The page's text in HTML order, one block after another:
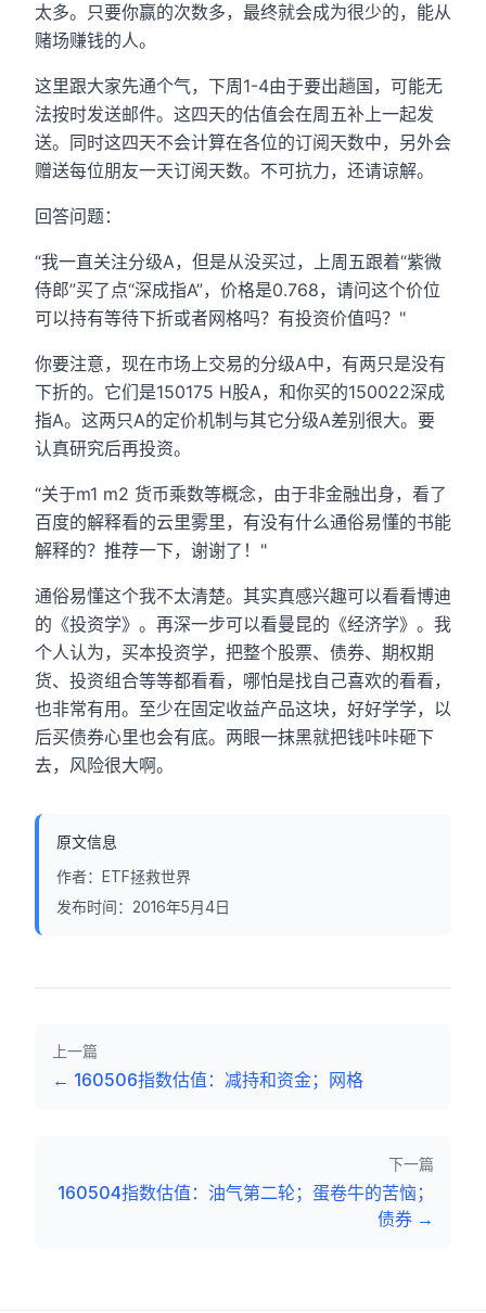
太多。只要你赢的次数多，最终就会成为很少的，能从
赌场赚钱的人。
这里跟大家先通个气，下周1-4由于要出趟国，可能无
法按时发送邮件。这四天的估值会在周五补上一起发
送。同时这四天不会计算在各位的订阅天数中，另外会
赠送每位朋友一天订阅天数。不可抗力，还请谅解。
回答问题：
“我一直关注分级A，但是从没买过，上周五跟着“紫微
侍郎”买了点“深成指A”，价格是0.768，请问这个价位
可以持有等待下折或者网格吗？有投资价值吗？"
你要注意，现在市场上交易的分级A中，有两只是没有
下折的。它们是150175 H股A，和你买的150022深成
指A。这两只A的定价机制与其它分级A差别很大。要
认真研究后再投资。
“关于m1 m2 货币乘数等概念，由于非金融出身，看了
百度的解释看的云里雾里，有没有什么通俗易懂的书能
解释的？推荐一下，谢谢了！"
通俗易懂这个我不太清楚。其实真感兴趣可以看看博迪
的《投资学》。再深一步可以看曼昆的《经济学》。我
个人认为，买本投资学，把整个股票、债券、期权期
货、投资组合等等都看看，哪怕是找自己喜欢的看看，
也非常有用。至少在固定收益产品这块，好好学学，以
后买债券心里也会有底。两眼一抹黑就把钱咔咔砸下
去，风险很大啊。
原文信息
作者： ETF拯救世界
发布时间： 2016年5月4日
上一篇
← 160506指数估值：减持和资金；网格
下一篇
160504指数估值：油气第二轮；蛋卷牛的苦恼；
债券 →